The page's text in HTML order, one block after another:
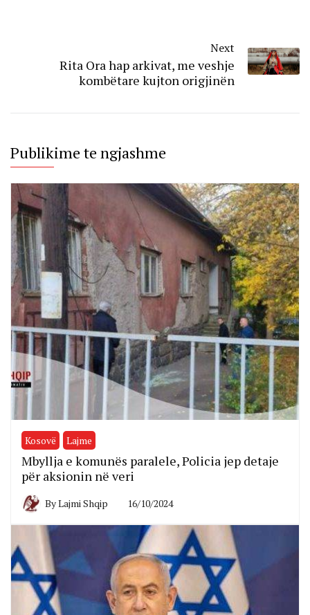
Next
Rita Ora hap arkivat, me veshje
kombëtare kujton origjinën
Publikime te ngjashme
Kosovë Lajme
Mbyllja e komunës paralele, Policia jep detaje
për aksionin në veri
ByLajmi Shqip 16/10/2024